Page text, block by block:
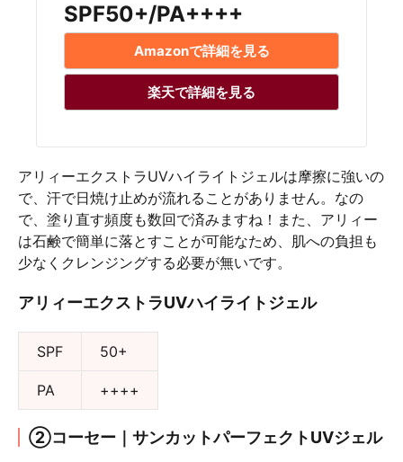
SPF50+/PA++++
Amazonで詳細を見る
楽天で詳細を見る
アリィーエクストラUVハイライトジェルは摩擦に強いの
で、汗で日焼け止めが流れることがありません。なの
で、塗り直す頻度も数回で済みますね！また、アリィー
は石鹸で簡単に落とすことが可能なため、肌への負担も
少なくクレンジングする必要が無いです。
アリィーエクストラUVハイライトジェル
SPF 50+
PA ++++
②コーセー｜サンカットパーフェクトUVジェル